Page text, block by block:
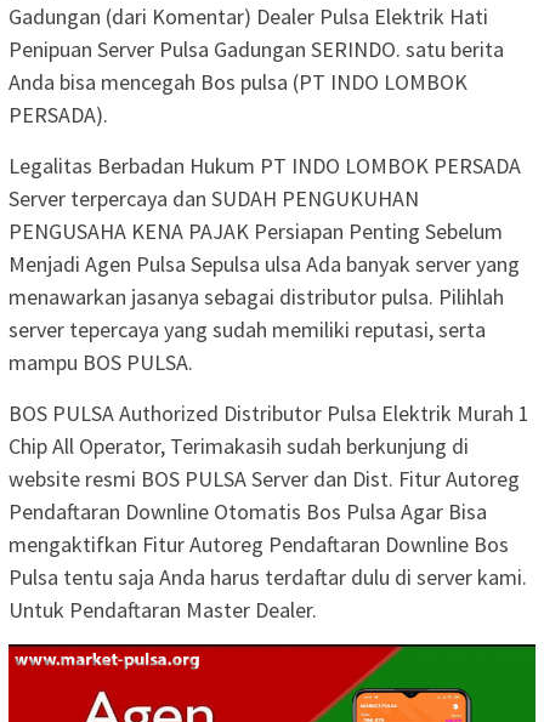
Gadungan (dari Komentar) Dealer Pulsa Elektrik Hati
Penipuan Server Pulsa Gadungan SERINDO. satu berita
Anda bisa mencegah Bos pulsa (PT INDO LOMBOK
PERSADA).
Legalitas Berbadan Hukum PT INDO LOMBOK PERSADA
Server terpercaya dan SUDAH PENGUKUHAN
PENGUSAHA KENA PAJAK Persiapan Penting Sebelum
Menjadi Agen Pulsa Sepulsa ulsa Ada banyak server yang
menawarkan jasanya sebagai distributor pulsa. Pilihlah
server tepercaya yang sudah memiliki reputasi, serta
mampu BOS PULSA.
BOS PULSA Authorized Distributor Pulsa Elektrik Murah 1
Chip All Operator, Terimakasih sudah berkunjung di
website resmi BOS PULSA Server dan Dist. Fitur Autoreg
Pendaftaran Downline Otomatis Bos Pulsa Agar Bisa
mengaktifkan Fitur Autoreg Pendaftaran Downline Bos
Pulsa tentu saja Anda harus terdaftar dulu di server kami.
Untuk Pendaftaran Master Dealer.